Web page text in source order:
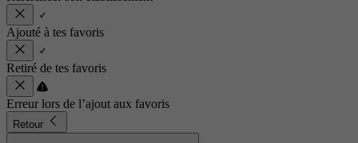
Ajouté à tes favoris
Retiré de tes favoris
Erreur lors de l’ajout aux favoris
Retour